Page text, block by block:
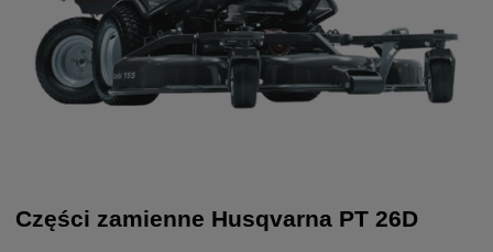
Części zamienne Husqvarna PT 26D